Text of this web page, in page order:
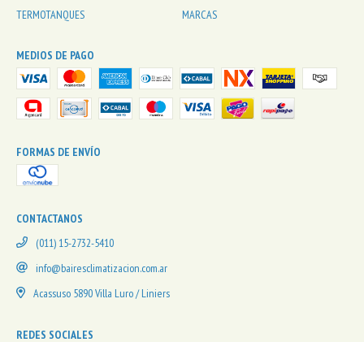
TERMOTANQUES MARCAS
MEDIOS DE PAGO
FORMAS DE ENVÍO
CONTACTANOS
(011) 15-2732-5410
info@bairesclimatizacion.com.ar
Acassuso 5890 Villa Luro / Liniers
REDES SOCIALES